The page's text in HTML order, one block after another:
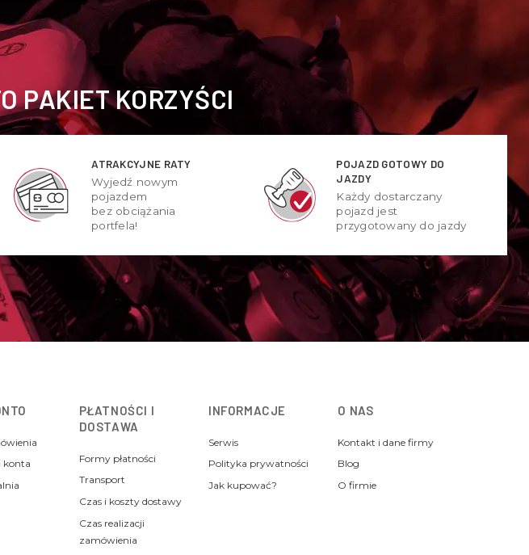
PAKIET KORZYŚCI
ATRAKCYJNE RATY
Wyjedź nowym
pojazdem
bez obciążania
portfela!
POJAZD GOTOWY DO
JAZDY
Każdy dostarczany
pojazd jest
przygotowany do jazdy
konta
PŁATNOŚCI I
DOSTAWA
Formy płatności
Transport
Czas i koszty dostawy
Czas realizacji
zamówienia
INFORMACJE
Serwis
Polityka prywatności
Jak kupować?
O NAS
Kontakt i dane firmy
Blog
O firmie